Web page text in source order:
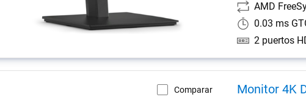
AMD
0.03 ms
Comparar Monitor 4K